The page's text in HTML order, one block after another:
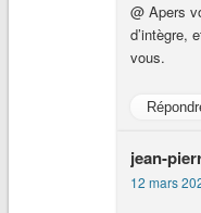
@ Apers
d’intègre,
vous.
jean-
12 mars